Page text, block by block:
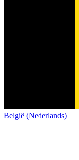
België (Nederlands)